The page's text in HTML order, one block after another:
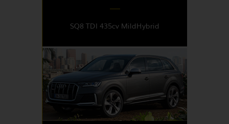
SQ8 TDI 435cv MildHybrid
DISPONIBLE EN
Italy